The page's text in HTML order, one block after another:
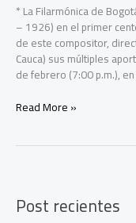
* La Filarmónica de
– 1926) en el primer
de este compositor,
Cauca) sus múltiples
de febrero (7:00 p.m.),
Homenaje
Read More »
Post recientes